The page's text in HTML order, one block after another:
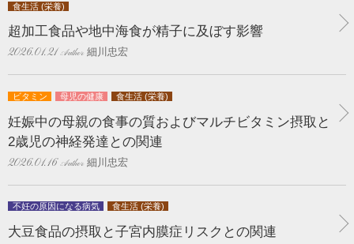
食生活 (栄養)
超加工食品や地中海食が精子に及ぼす影響
2026.01.21 細川忠宏
ビタミン 母児の健康 食生活 (栄養)
妊娠中の母親の食事の質およびマルチビタミン摂取と
2歳児の神経発達との関連
2026.01.16 細川忠宏
不妊の原因になる病気 食生活 (栄養)
大豆食品の摂取と子宮内膜症リスクとの関連